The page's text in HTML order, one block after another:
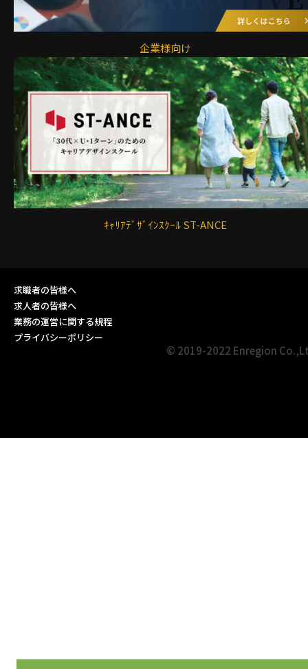
企業様向け
ｷｬﾘｱﾃﾞｻﾞｲﾝｽｸｰﾙ ST-ANCE
求職者の皆様へ
求人者の皆様へ
業務の運営に関する規程
プライバシーポリシー
© 2019-2022 Enregion